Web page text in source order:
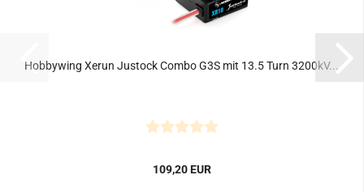
Hobbywing Xerun Justock Combo G3S mit 13.5 Turn 3200kV...
109,20 EUR